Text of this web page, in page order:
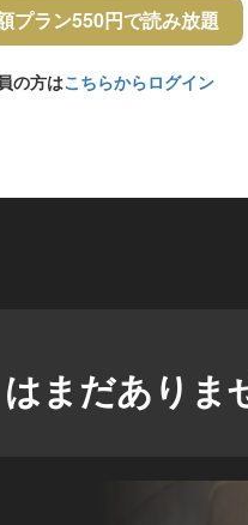
プラン550円で読み放題
の方はこちらからログイン
まだありま